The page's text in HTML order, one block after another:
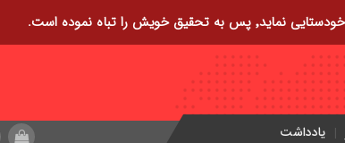
یادداشت